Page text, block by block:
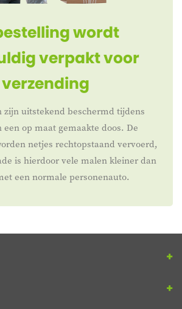
wordt
verpakt voor
verzending
zijn uitstekend beschermd tijdens
op maat gemaakte doos. De
netjes rechtopstaand vervoerd,
is hierdoor vele malen kleiner dan
een normale personenauto.